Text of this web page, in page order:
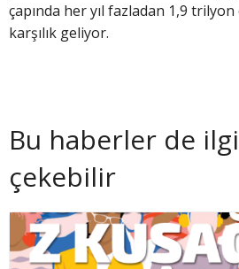
çapında her yıl fazladan 1,9
karşılık geliyor.
Bu haberler de
çekebilir